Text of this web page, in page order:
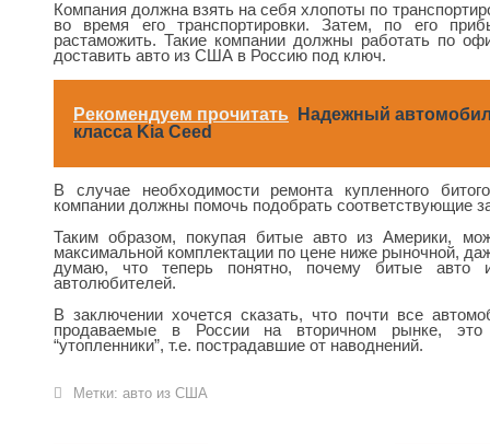
Компания должна взять на себя хлопоты по
во время его транспортировки. Затем, по его
растаможить. Такие компании должны работать по
доставить авто из США в Россию под ключ.
Рекомендуем прочитать
Надежный
класса Kia Ceed
В случае необходимости ремонта купленного
компании должны помочь подобрать соответствующие
Таким образом, покупая битые авто из Америки,
максимальной комплектации по цене ниже рыночной,
думаю, что теперь понятно, почему битые
автолюбителей.
В заключении хочется сказать, что почти все
продаваемые в России на вторичном рынке,
“утопленники”, т.е. пострадавшие от наводнений.
Метки: авто из США